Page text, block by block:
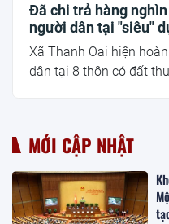
Đã chi trả hàng
người dân tại "siêu"
Xã Thanh Oai hiện
dân tại 8 thôn có đất
MỚI CẬP NHẬT